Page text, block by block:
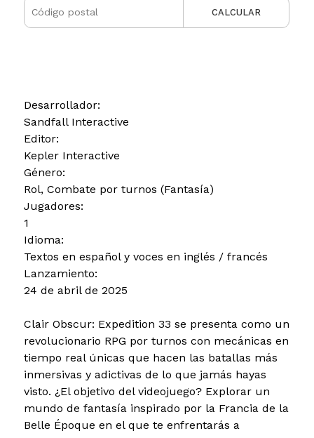
CALCULAR
Desarrollador:
Sandfall Interactive
Editor:
Kepler Interactive
Género:
Rol, Combate por turnos (Fantasía)
Jugadores:
1
Idioma:
Textos en español y voces en inglés / francés
Lanzamiento:
24 de abril de 2025
Clair Obscur: Expedition 33 se presenta como un
revolucionario RPG por turnos con mecánicas en
tiempo real únicas que hacen las batallas más
inmersivas y adictivas de lo que jamás hayas
visto. ¿El objetivo del videojuego? Explorar un
mundo de fantasía inspirado por la Francia de la
Belle Époque en el que te enfrentarás a